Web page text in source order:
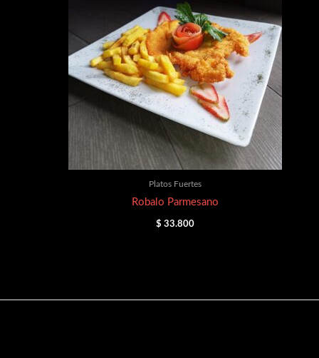
Platos Fuertes
Robalo Parmesano
$ 33.800